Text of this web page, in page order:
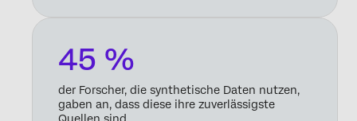
45 %
der Forscher, die synthetische Daten nutzen,
gaben an, dass diese ihre zuverlässigste